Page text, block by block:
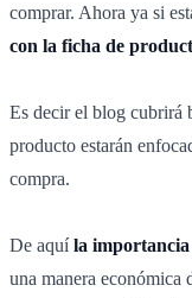
comprar. Ahora ya si
con la ficha de
Es decir el blog cubrirá
producto estarán
compra.
De aquíla
una manera económica